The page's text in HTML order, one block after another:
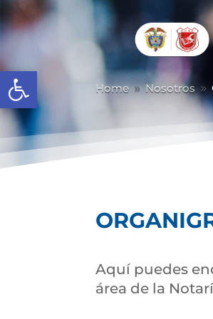
Abrir barra de herramientas
Home 9 Nosotros 9
Aquí puedes
área de la